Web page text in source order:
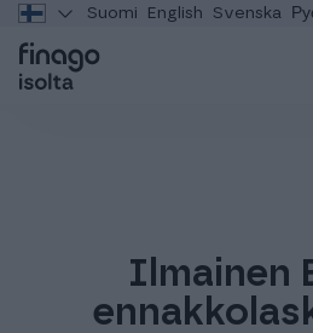
Suomi English Svenska
Ilmainen